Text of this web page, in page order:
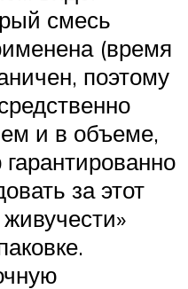
смесь
(время
поэтому
и в объеме,
за этот